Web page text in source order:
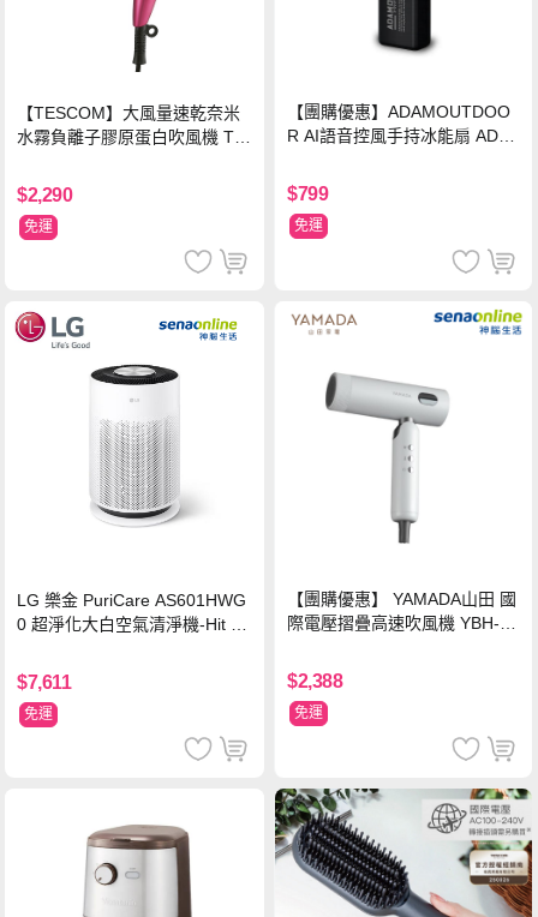
【TESCOM】大風量速乾奈米
水霧負離子膠原蛋白吹風機 TC
W
$2,290
免運
【團購優惠】ADAMOUTDOO
R AI語音控風手持冰能扇 ADF
$799
免運
LG 樂金 PuriCare AS601HWG
0 超淨化大白空氣清淨機-Hit 18
$7,611
免運
【團購優惠】 YAMADA山田 國
際電壓摺疊高速吹風機 YBH-12
$2,388
免運